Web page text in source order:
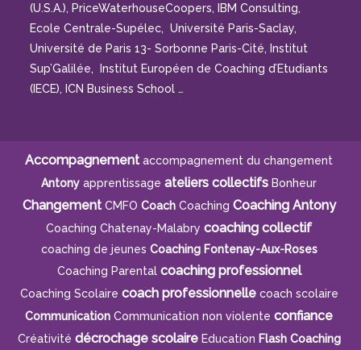
(U.S.A.), PriceWaterhouseCoopers, IBM Consulting,
Ecole Centrale-Supélec, Université Paris-Saclay,
Université de Paris 13- Sorbonne Paris-Cité, Institut
Sup’Galilée, Institut Européen de Coaching d’Etudiants
(IECE), ICN Business School …
Accompagnement accompagnement du changement
Antony apprentissage ateliers collectifs Bonheur
Changement CMFO Coach Coaching Coaching Antony
Coaching Chatenay-Malabry coaching collectif
coaching de jeunes Coaching Fontenay-Aux-Roses
Coaching Parental coaching professionnel
Coaching Scolaire coach professionnelle coach scolaire
Communication Communication non violente confiance
Créativité décrochage scolaire Education Flash Coaching